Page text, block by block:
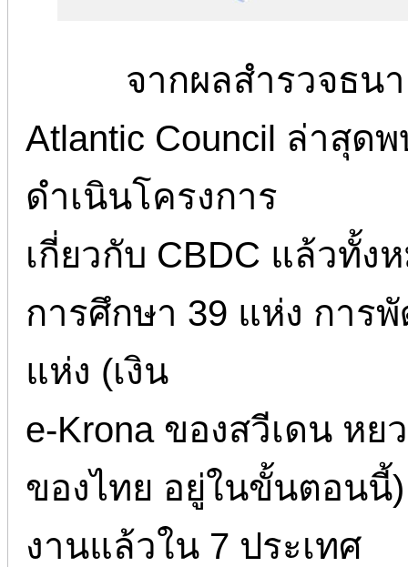
จากผลสำรวจธน
Atlantic Council ล่าสุด
ดำเนินโครงการ
เกี่ยวกับ CBDC แล้วทั้
การศึกษา 39 แห่ง การ
แห่ง (เงิน
e-Krona ของสวีเดน ห
ของไทย อยู่ในขั้นตอนนี้
งานแล้วใน 7 ประเทศ